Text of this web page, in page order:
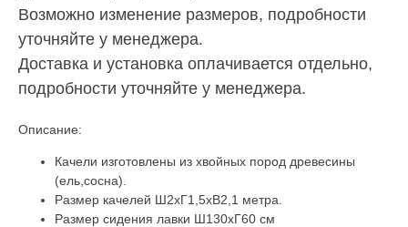
Возможно изменение размеров, подробности
уточняйте у менеджера.
Доставка и установка оплачивается отдельно,
подробности уточняйте у менеджера.
Описание:
Качели изготовлены из хвойных пород древесины
(ель,сосна).
Размер качелей Ш2хГ1,5хВ2,1 метра.
Размер сидения лавки Ш130хГ60 см